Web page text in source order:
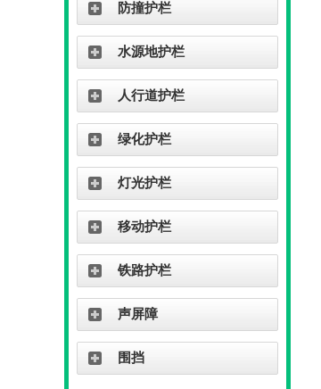
防撞护栏
水源地护栏
人行道护栏
绿化护栏
灯光护栏
移动护栏
铁路护栏
声屏障
围挡